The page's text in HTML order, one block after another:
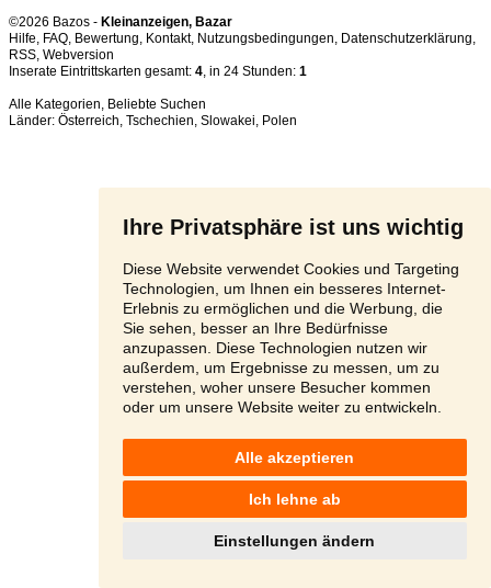
Ihre Privatsphäre ist uns wichtig
Diese Website verwendet Cookies und Targeting
Technologien, um Ihnen ein besseres Internet-
Erlebnis zu ermöglichen und die Werbung, die
Sie sehen, besser an Ihre Bedürfnisse
anzupassen. Diese Technologien nutzen wir
außerdem, um Ergebnisse zu messen, um zu
verstehen, woher unsere Besucher kommen
oder um unsere Website weiter zu entwickeln.
Alle akzeptieren
Ich lehne ab
Einstellungen ändern
©2026 Bazos - Kleinanzeigen, Bazar
Hilfe, FAQ, Bewertung, Kontakt, Nutzungsbedingungen, Datenschutzerklärung,
RSS,
Inserate Eintrittskarten gesamt: 4, in 24 Stunden: 1
Alle Kategorien, Beliebte Suchen
Länder: Österreich, Tschechien, Slowakei, Polen